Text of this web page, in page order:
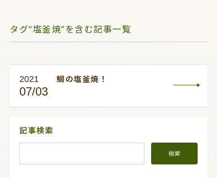
タグ“塩釜焼”を含む記事一覧
2021
07/03
鯛の塩釜焼！
サ
ニ
記事検索